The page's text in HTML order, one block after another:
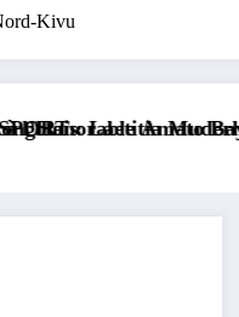
Kivu
Mirindi, un modèle
nouvelle